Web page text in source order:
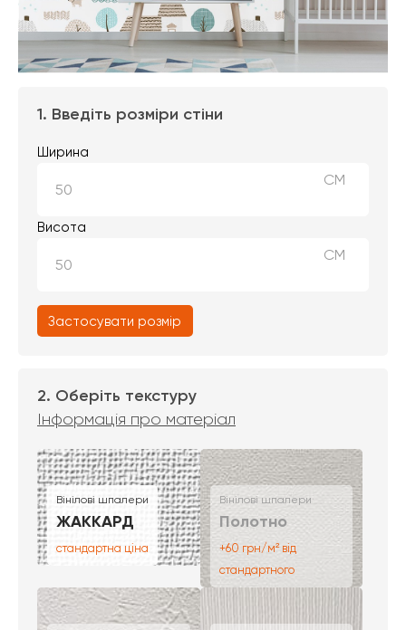
1. Введіть розміри стіни
Ширина
СМ
Висота
СМ
Застосувати розмір
2. Оберіть текстуру
Інформація про матеріал
Вінілові шпалери
ЖАККАРД
стандартна ціна
Вінілові шпалери
Полотно
+60 грн/м² від
стандартного